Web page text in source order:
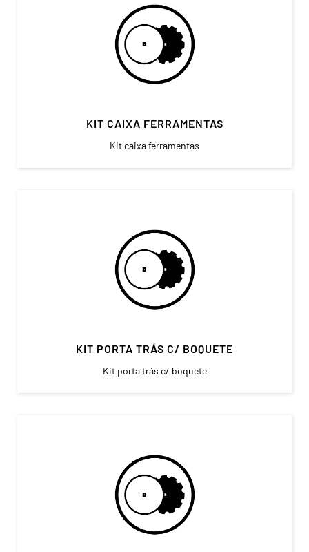
KIT CAIXA FERRAMENTAS
Kit caixa ferramentas
KIT PORTA TRÁS C/ BOQUETE
Kit porta trás c/ boquete